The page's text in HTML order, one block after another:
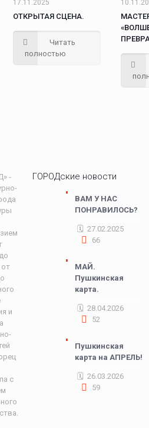
17.11.2025
ОТКРЫТАЯ СЦЕНА.
Читать
полностью
-
и
с
ГОРОДские новости
ВАМ У НАС
ПОНРАВИЛОСЬ?
27.02.2025
66
МАЙ.
Пушкинская
карта.
28.04.2026
52
Пушкинская
карта на АПРЕЛЬ!
26.03.2026
59